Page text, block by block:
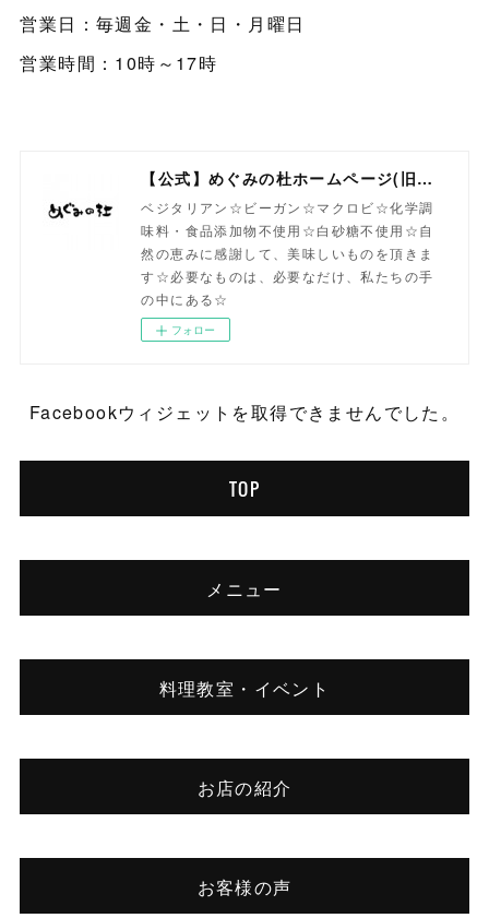
営業日：毎週金・土・日・月曜日
営業時間：10時～17時
【公式】めぐみの杜ホームページ(旧自然食工房）
ベジタリアン☆ビーガン☆マクロビ☆化学調
味料・食品添加物不使用☆白砂糖不使用☆自
然の恵みに感謝して、美味しいものを頂きま
す☆必要なものは、必要なだけ、私たちの手
の中にある☆
フォロー
Facebookウィジェットを取得できませんでした。
TOP
メニュー
料理教室・イベント
お店の紹介
お客様の声